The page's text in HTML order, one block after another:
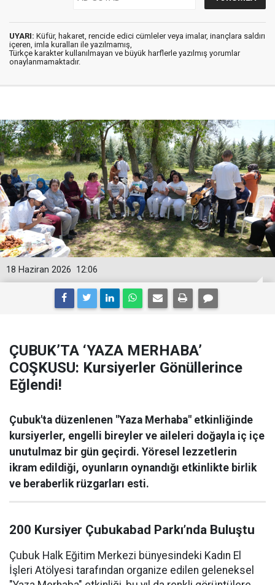
UYARI: Küfür, hakaret, rencide edici cümleler veya imalar, inançlara saldırı
içeren, imla kuralları ile yazılmamış,
Türkçe karakter kullanılmayan ve büyük harflerle yazılmış yorumlar
onaylanmamaktadır.
12:06
18 Haziran 2026
ÇUBUK’TA ‘YAZA MERHABA’
COŞKUSU: Kursiyerler Gönüllerince
Eğlendi!
Çubuk'ta düzenlenen "Yaza Merhaba" etkinliğinde
kursiyerler, engelli bireyler ve aileleri doğayla iç içe
unutulmaz bir gün geçirdi. Yöresel lezzetlerin
ikram edildiği, oyunların oynandığı etkinlikte birlik
ve beraberlik rüzgarları esti.
200 Kursiyer Çubukabad Parkı’nda Buluştu
Çubuk Halk Eğitim Merkezi bünyesindeki Kadın El
İşleri Atölyesi tarafından organize edilen geleneksel